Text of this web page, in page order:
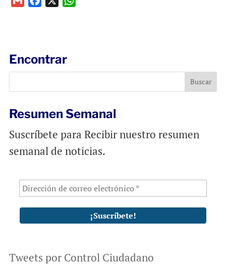
o
k
p
Encontrar
Resumen Semanal
Suscríbete para Recibir nuestro resumen
semanal de noticias.
Tweets por Control Ciudadano